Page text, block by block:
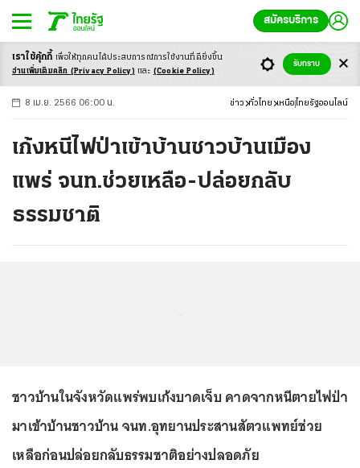
สมัครบริการ
-ก ก ก+
8 เม.ย. 2566 06:00 น. ข่าว ทั่วไทย เหนือ ไทยรัฐออนไลน์
เก้งหนีไฟป่าเข้าบ้านชาวบ้านเมือง
แพร่ จนท.ช่วยเหลือ-ปล่อยกลับ
ธรรมชาติ
ชาวบ้านในจังหวัดแพร่พบเก้งบาดเจ็บ คาดจากหนีตายไฟป่า
มาเข้าบ้านชาวบ้าน จนท.อุทยานประสานสัตวแพทย์ช่วย
เหลือก่อนปล่อยกลับธรรมชาติอย่างปลอดภัย
เราใช้คุ้กกี้ เพื่อให้ทุกคนได้ประสบการณ์การใช้งานที่ดียิ่งขึ้น
อ่านเพิ่มเติมคลิก (Privacy Policy) และ (Cookie Policy)
รับทราบ